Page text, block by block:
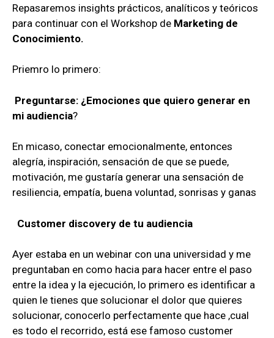
Repasaremos insights prácticos, analíticos y teóricos
para continuar con el Workshop de Marketing de
Conocimiento.
Priemro lo primero:
Preguntarse: ¿Emociones que quiero generar en
mi audiencia?
En micaso, conectar emocionalmente, entonces
alegría, inspiración, sensación de que se puede,
motivación, me gustaría generar una sensación de
resiliencia, empatía, buena voluntad, sonrisas y ganas
Customer discovery de tu audiencia
Ayer estaba en un webinar con una universidad y me
preguntaban en como hacia para hacer entre el paso
entre la idea y la ejecución, lo primero es identificar a
quien le tienes que solucionar el dolor que quieres
solucionar, conocerlo perfectamente que hace ,cual
es todo el recorrido, está ese famoso customer